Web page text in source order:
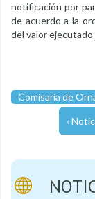
notificación por
de acuerdo a la
del valor ejecutado
Comisaria de
‹